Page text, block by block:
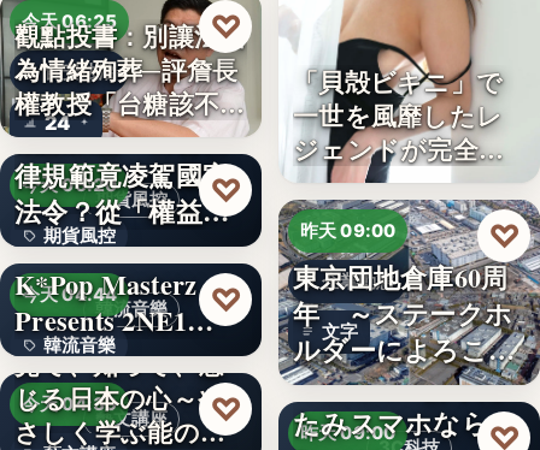
今天 06:25
食安法治
24
觀點投書：別讓法治
為情緒殉葬─評詹長
權教授「台糖該不該
通…
♡
期貨風控
今天 06:20
期貨風控
文字
觀點投書：公會自
律規範竟凌駕國家
法令？從「權益
數」定義看…
♡
韓流音樂
今天 04:44
韓流音樂
文字
K*Pop Masterz
Presents 2NE1…
♡
藝文講座
今天 04:39
見て、知って、感
じる日本の心～や
さしく学ぶ能の世
♡
「貝殻ビキニ」で
一世を風靡したレ
ジェンドが完全復
活武田久…
昨天 09:00
企業動態
文字
東京団地倉庫60周
年 ～ステークホ
ルダーによろこば
れる…
♡
昨天 09:00
＜OPEN＞折りた
たみスマホなら♡